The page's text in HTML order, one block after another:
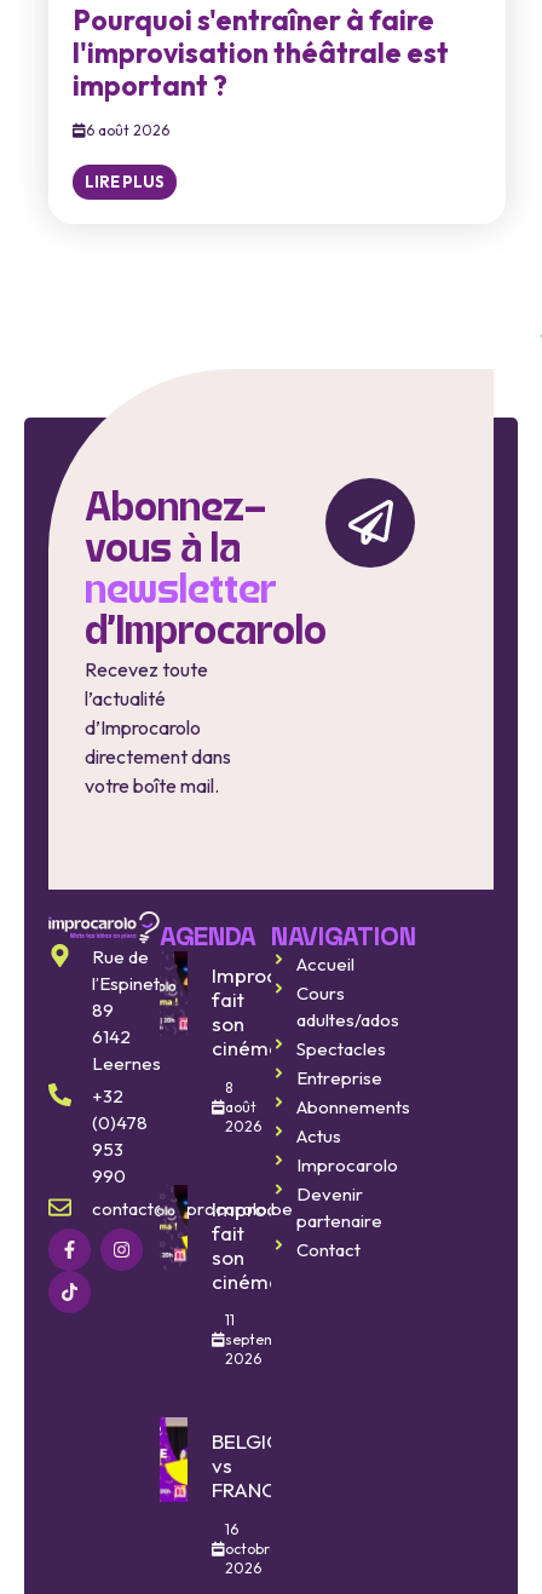
Pourquoi s'entraîner à faire
l'improvisation théâtrale est
important ?
6 août 2026
LIRE PLUS
Abonnez-
vous à la
newsletter
d'Improcarolo
Recevez toute
l’actualité
d’Improcarolo
directement dans
votre boîte mail.
Rue de
l’Espinette
89
6142
Leernes
+32
(0)478
953
990
contact@improcarolo.be
AGENDA
Improcarolo
fait
son
cinéma
8
août
2026
Improcarolo
fait
son
cinéma
11
septembre
2026
BELGIQUE
vs
FRANCE
16
octobre
2026
NAVIGATION
Accueil
Cours
adultes/ados
Spectacles
Entreprise
Abonnements
Actus
Improcarolo
Devenir
partenaire
Contact